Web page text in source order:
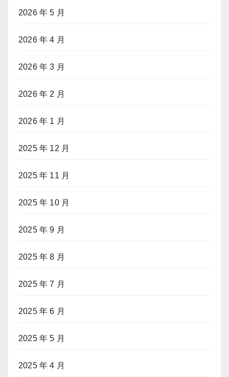
2026 年 5 月
2026 年 4 月
2026 年 3 月
2026 年 2 月
2026 年 1 月
2025 年 12 月
2025 年 11 月
2025 年 10 月
2025 年 9 月
2025 年 8 月
2025 年 7 月
2025 年 6 月
2025 年 5 月
2025 年 4 月